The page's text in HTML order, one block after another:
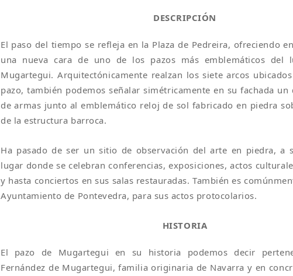
DESCRIPCIÓN
El paso del tiempo se refleja en la Plaza de Pedreira, ofreciendo
una nueva cara de uno de los pazos más emblemáticos del
Mugartegui. Arquitectónicamente realzan los siete arcos
pazo, también podemos señalar simétricamente en su fachada un
de armas junto al emblemático reloj de sol fabricado en piedra
de la estructura barroca.
Ha pasado de ser un sitio de observación del arte en piedra, a
lugar donde se celebran conferencias, exposiciones, actos
y hasta conciertos en sus salas restauradas. También es
Ayuntamiento de Pontevedra, para sus actos protocolarios.
HISTORIA
El pazo de Mugartegui en su historia podemos decir
Fernández de Mugartegui, familia originaria de Navarra y en